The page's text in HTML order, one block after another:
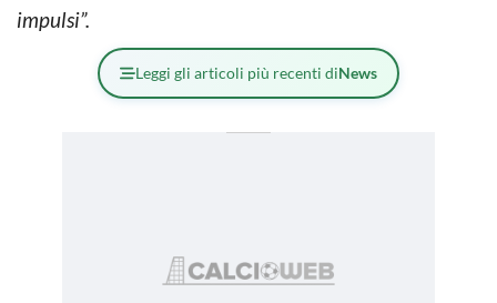
impulsi”.
Leggi gli articoli più recenti diNews